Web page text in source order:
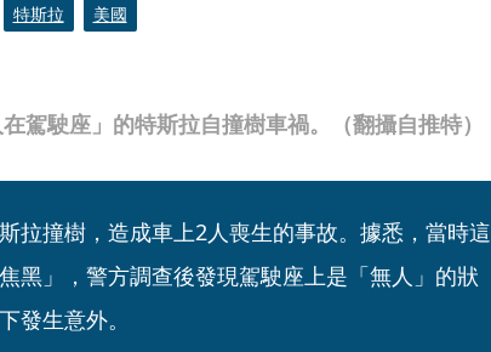
駕駛座」的特斯拉自撞樹車禍。（翻攝自推特）
特斯拉 美國
拉撞樹，造成車上2人喪生的事故。據悉，當時這
黑」，警方調查後發現駕駛座上是「無人」的狀
發生意外。